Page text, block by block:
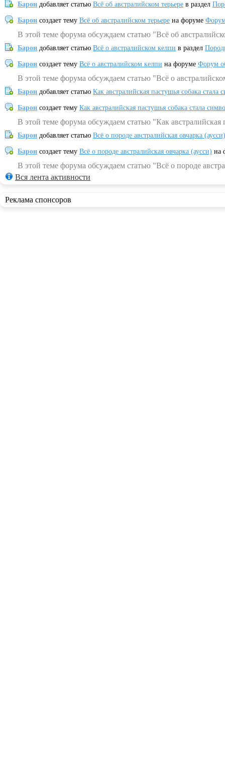
Барон добавляет статью Всё об австралийском терьере в раздел
Барон создает тему Всё об австралийском терьере на форуме
В этой теме форума обсуждаем статью "Всё об
Барон добавляет статью Всё о австралийском келпи в раздел
Барон создает тему Всё о австралийском келпи на форуме Форум
В этой теме форума обсуждаем статью "Всё о
Барон добавляет статью Как австралийская пастушья собака
Барон создает тему Как австралийская пастушья собака стала
В этой теме форума обсуждаем статью "Как
Барон добавляет статью Всё о породе австралийская овчарка (аусси)
Барон создает тему Всё о породе австралийская овчарка (аусси) на
В этой теме форума обсуждаем статью "Всё о породе
Вся лента активности
Реклама спонсоров